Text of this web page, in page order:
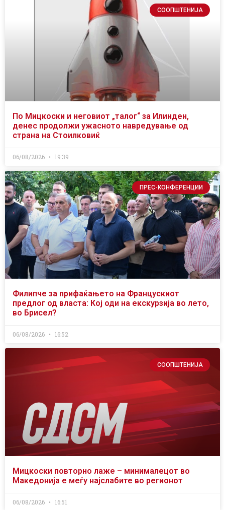
СООПШТЕНИЈА
По Мицкоски и неговиот „талог“ за Илинден,
денес продолжи ужасното навредување од
страна на Стоилковиќ
06/08/2026 19:39
ПРЕС-КОНФЕРЕНЦИИ
Филипче за прифаќањето на Францускиот
предлог од власта: Кој оди на екскурзија во лето,
во Брисел?
06/08/2026 16:52
СООПШТЕНИЈА
Мицкоски повторно лаже – минималецот во
Македонија е меѓу најслабите во регионот
06/08/2026 16:51